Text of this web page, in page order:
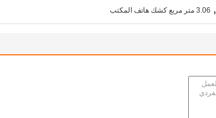
, 3.06 متر مربع كشك هاتف المكتب